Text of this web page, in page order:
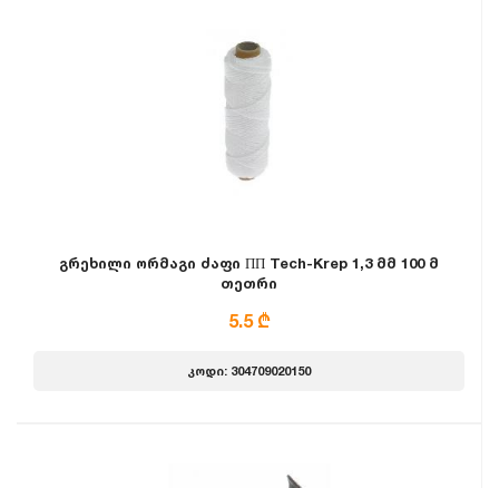
გრეხილი ორმაგი ძაფი ПП Tech-Krep 1,3 მმ 100 მ
თეთრი
5.5 ₾
კოდი: 304709020150